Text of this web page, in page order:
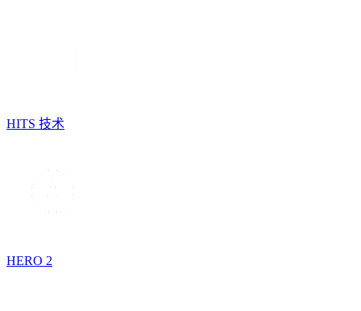
HITS 技术
HERO 2